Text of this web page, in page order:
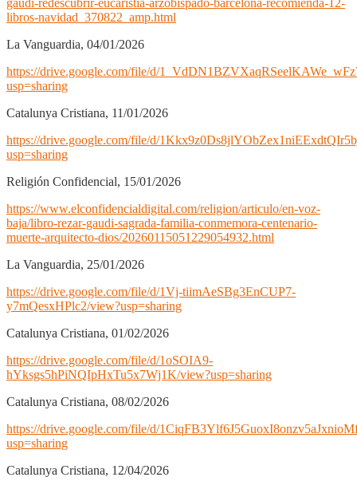
gaudi-redescubrir-eucaristia-arzobispado-barcelona-recomienda-12-
libros-navidad_370822_amp.html
La Vanguardia, 04/01/2026
https://drive.google.com/file/d/
usp=sharing
Catalunya Cristiana, 11/01/2026
https://drive.google.com/file/d/
usp=sharing
Religión Confidencial, 15/01/2026
https://www.elconfidencialdigital.com/religion/articulo/en-voz-
baja/libro-rezar-gaudi-sagrada-familia-conmemora-centenario-
muerte-arquitecto-dios/20260115051229054932.html
La Vanguardia, 25/01/2026
https://drive.google.com/file/d/1Vj-tiimAeSBg3EnCUP7-
y7mQesxHPlc2/view?usp=sharing
Catalunya Cristiana, 01/02/2026
https://drive.google.com/file/d/1oSOIA9-
hYksgs5hPiNQIpHxTu5x7Wj1K/view?usp=sharing
Catalunya Cristiana, 08/02/2026
https://drive.google.com/file/d/
usp=sharing
Catalunya Cristiana, 12/04/2026